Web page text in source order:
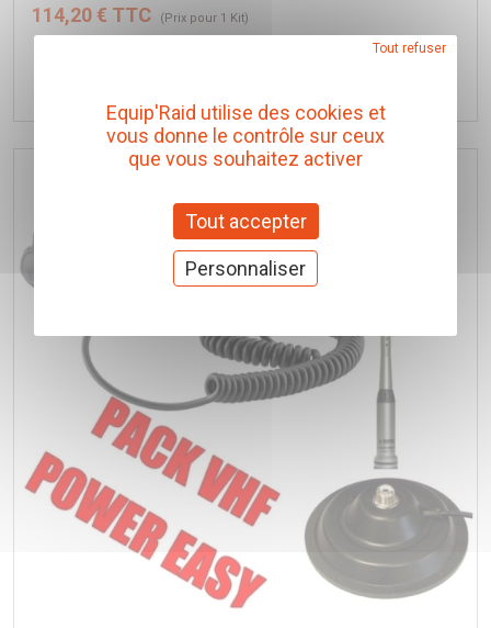
114,20 € TTC (Prix pour 1 Kit)
Equip'Raid utilise des cookies et
vous donne le contrôle sur ceux
que vous souhaitez activer
Tout accepter
Tout refuser
Personnaliser